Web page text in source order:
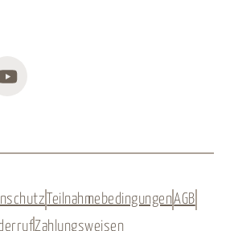
Youtube
TeilnahmebedingungenAGB
Zahlungsweisen